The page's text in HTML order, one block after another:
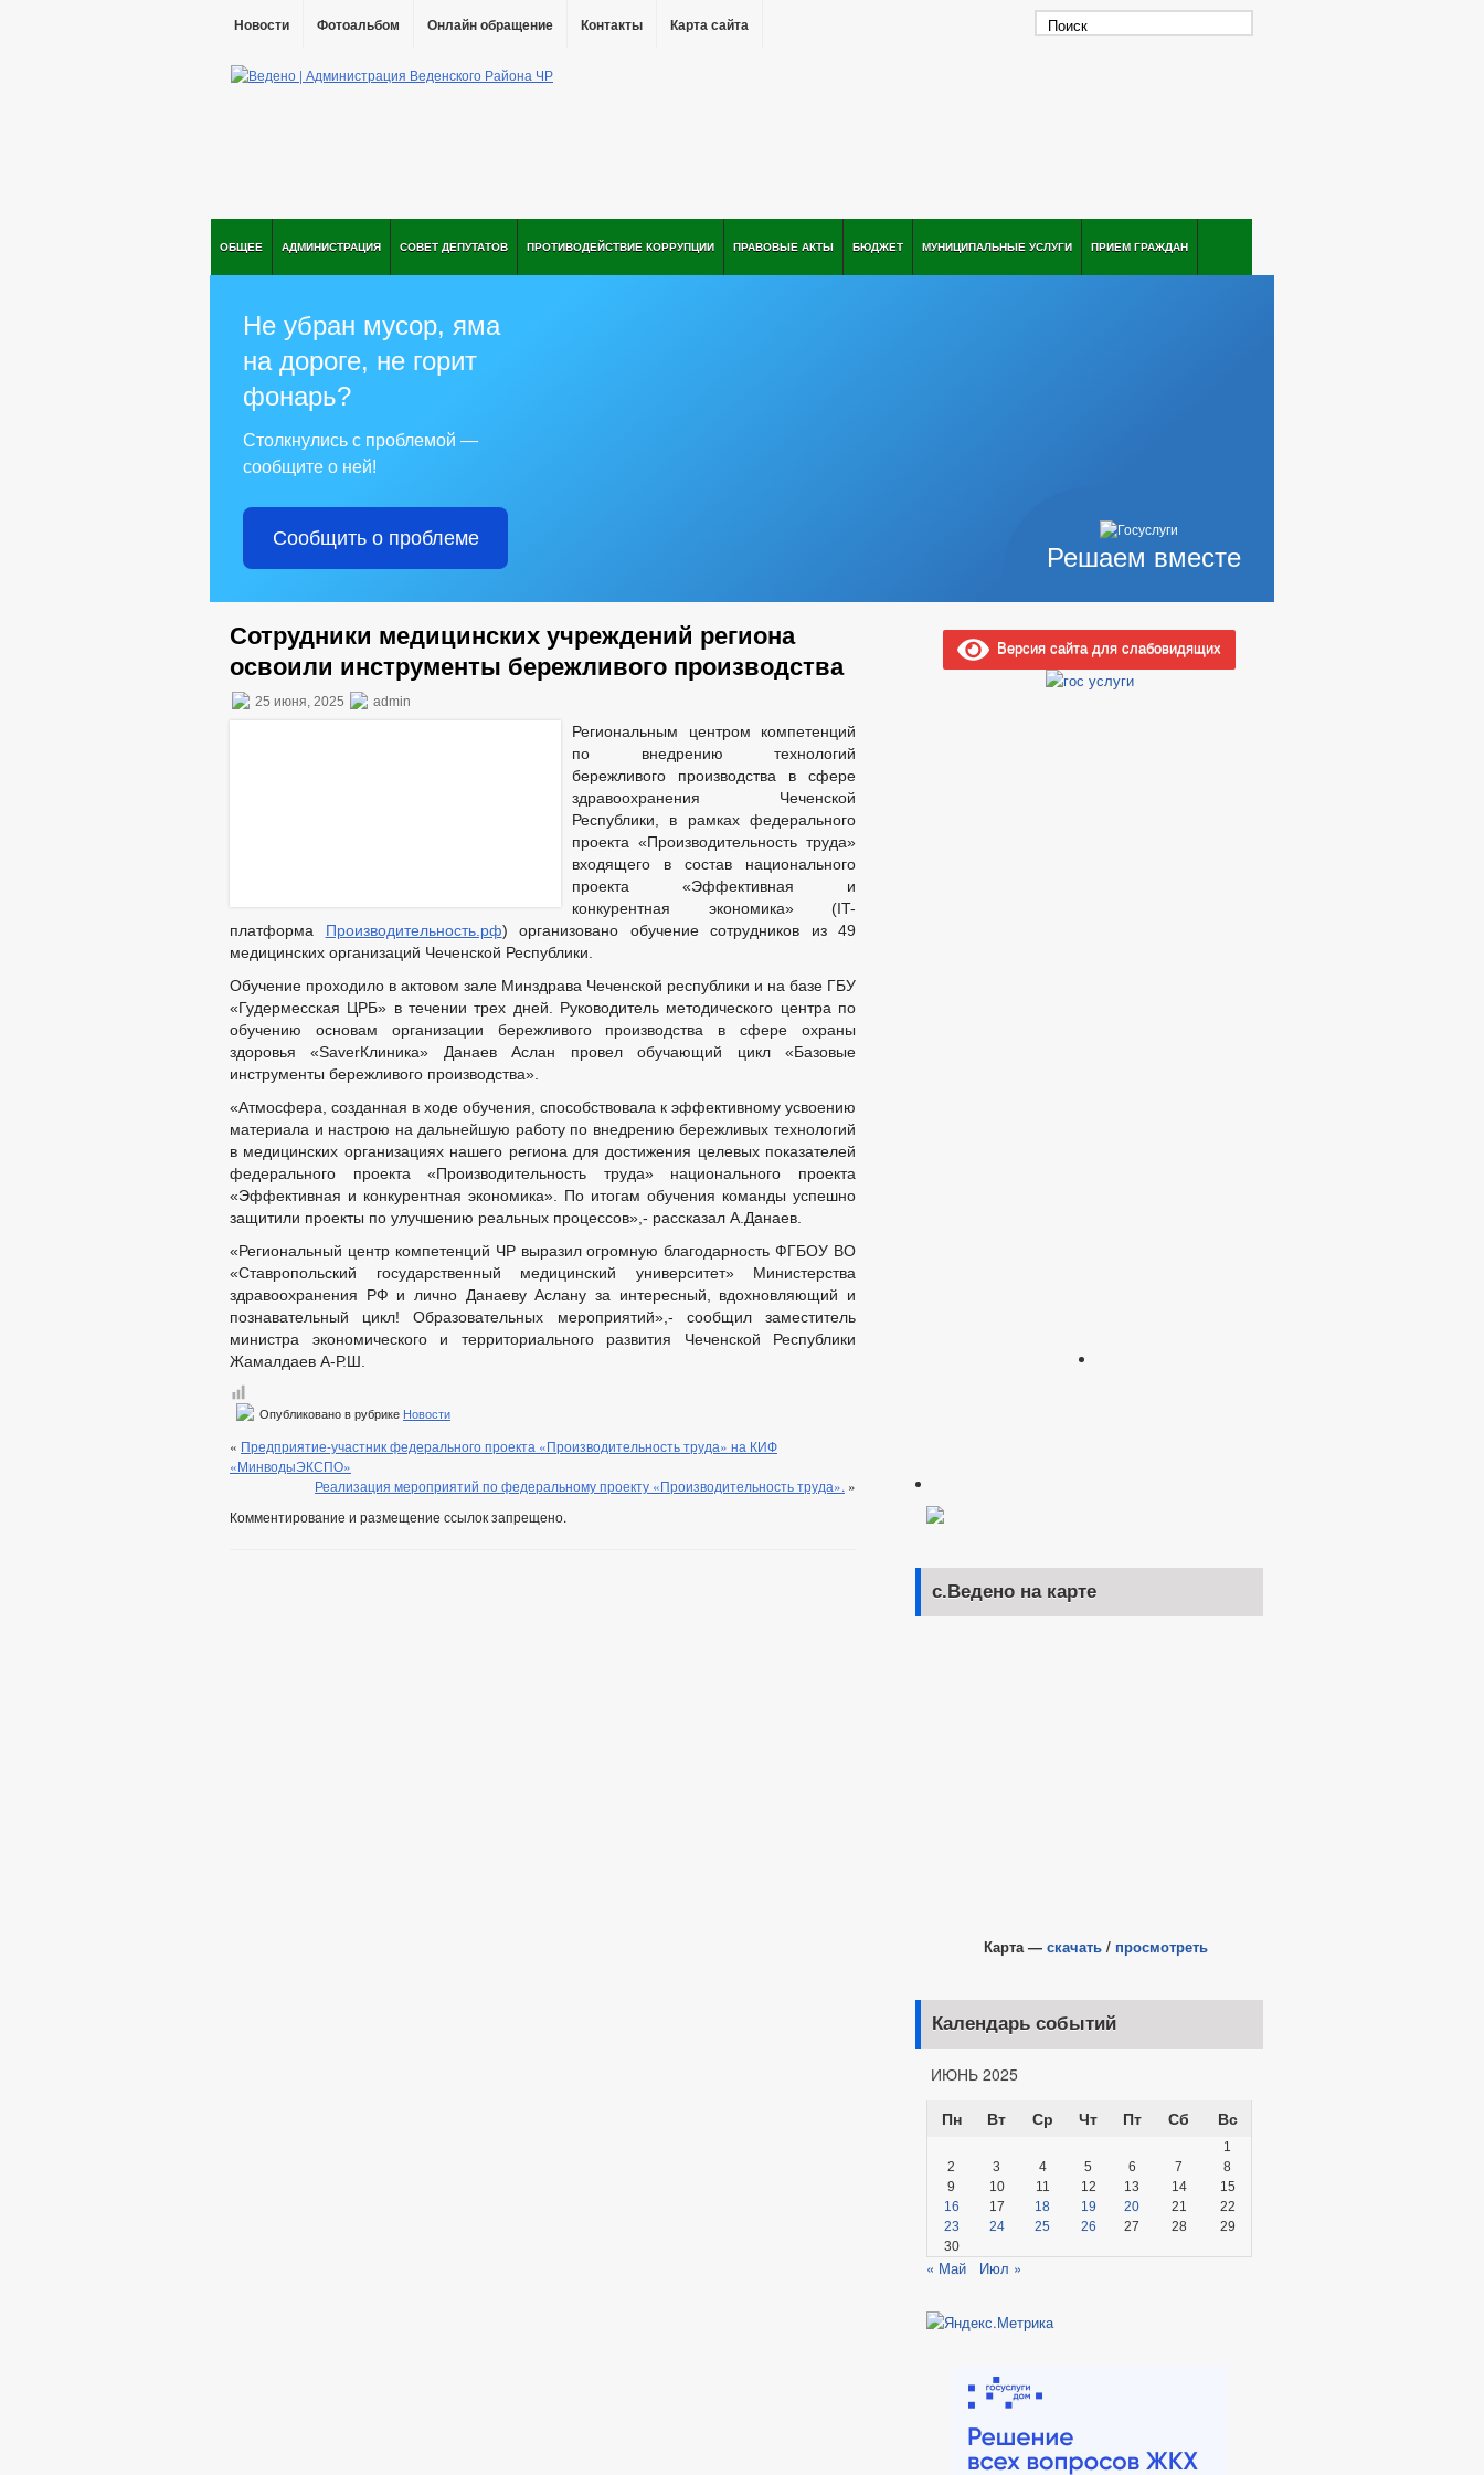
Новости Фотоальбом Онлайн обращение Контакты Карта сайта
ОБЩЕЕ АДМИНИСТРАЦИЯ СОВЕТ ДЕПУТАТОВ ПРОТИВОДЕЙСТВИЕ КОРРУПЦИИ ПРАВОВЫЕ АКТЫ БЮДЖЕТ МУНИЦИПАЛЬНЫЕ УСЛУГИ ПРИЕМ ГРАЖДАН
Решаем вместе
Не убран мусор, яма
на дороге, не горит
фонарь?
Столкнулись с проблемой —
сообщите о ней!
Сообщить о проблеме
Сотрудники медицинских учреждений региона
освоили инструменты бережливого производства
25 июня, 2025 admin
Региональным центром компетенций
по внедрению технологий
бережливого производства в сфере
здравоохранения Чеченской
Республики, в рамках федерального
проекта «Производительность труда»
входящего в состав национального
проекта «Эффективная и
конкурентная экономика» (IT-
платформа Производительность.рф) организовано обучение сотрудников из 49
медицинских организаций Чеченской Республики.
Обучение проходило в актовом зале Минздрава Чеченской республики и на базе ГБУ
«Гудермесская ЦРБ» в течении трех дней. Руководитель методического центра по
обучению основам организации бережливого производства в сфере охраны
здоровья «SaverКлиника» Данаев Аслан провел обучающий цикл «Базовые
инструменты бережливого производства».
«Атмосфера, созданная в ходе обучения, способствовала к эффективному усвоению
материала и настрою на дальнейшую работу по внедрению бережливых технологий
в медицинских организациях нашего региона для достижения целевых показателей
федерального проекта «Производительность труда» национального проекта
«Эффективная и конкурентная экономика». По итогам обучения команды успешно
защитили проекты по улучшению реальных процессов»,- рассказал А.Данаев.
«Региональный центр компетенций ЧР выразил огромную благодарность ФГБОУ ВО
«Ставропольский государственный медицинский университет» Министерства
здравоохранения РФ и лично Данаеву Аслану за интересный, вдохновляющий и
познавательный цикл! Образовательных мероприятий»,- сообщил заместитель
министра экономического и территориального развития Чеченской Республики
Жамалдаев А-Р.Ш.
Опубликовано в рубрике Новости
« Предприятие-участник федерального проекта «Производительность труда» на КИФ
«МинводыЭКСПО»
Реализация мероприятий по федеральному проекту «Производительность труда». »
Комментирование и размещение ссылок запрещено.
Версия сайта для слабовидящих
с.Ведено на карте
Карта — скачать / просмотреть
Календарь событий
ИЮНЬ 2025
Пн
Вт Ср Чт Пт Сб Вс
1
2
3 4 5 6 7
8
9
10 11 12 13 14
15
16
17 18 19 20 21
22
23
24 25 26 27 28
29
30
« Май Июл »